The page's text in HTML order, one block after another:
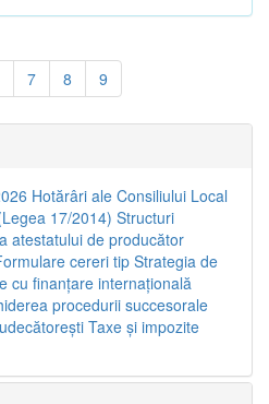
7 8 9
Hotărâri ale Consiliului Local
17/2014) Structuri
atestatului de producător
cereri tipStrategia de
cu finanţare internaţională
procedurii succesorale
Taxe şi impozite